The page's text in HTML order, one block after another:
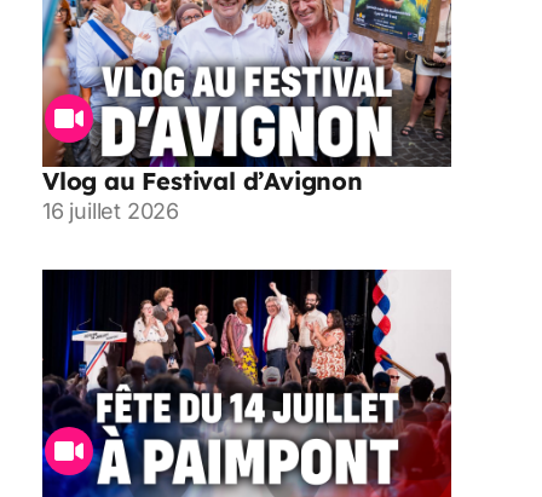
Vlog au Festival d’Avignon
16 juillet 2026